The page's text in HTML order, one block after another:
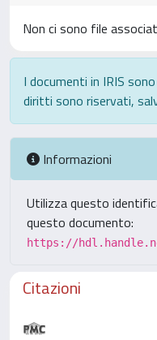
Non ci sono file
I documenti in IRIS
diritti sono riservati,
Informazioni
Utilizza questo
questo documento:
https://
Citazioni